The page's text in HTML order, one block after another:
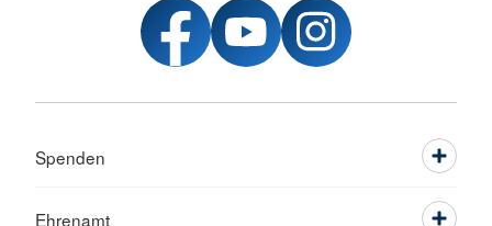
Spenden
Ehrenamt